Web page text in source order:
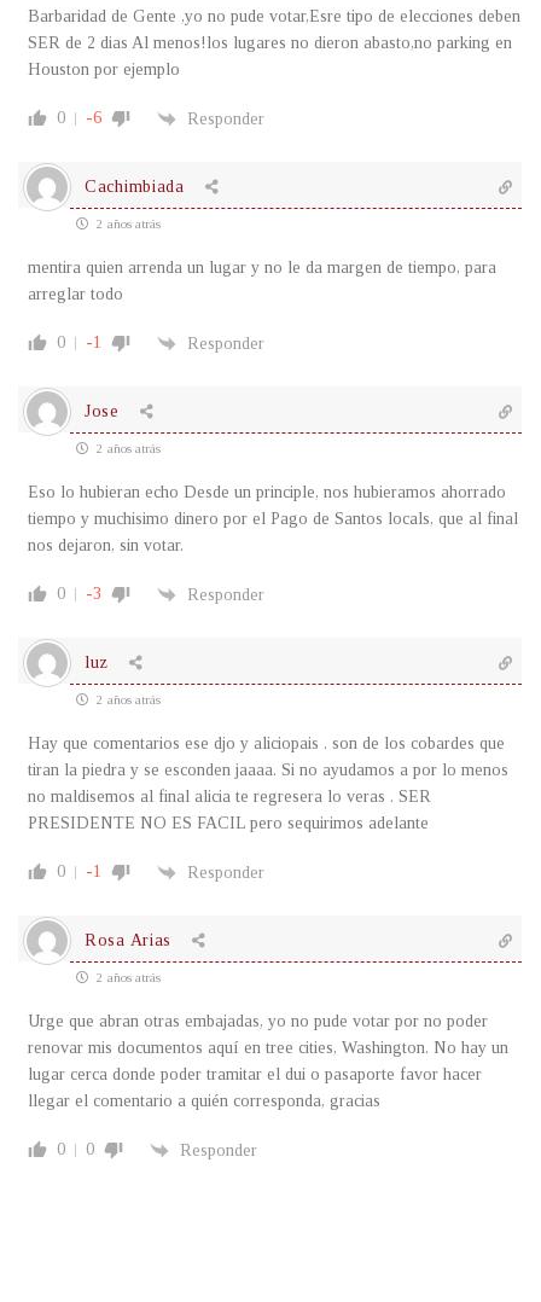
Barbaridad de Gente ,yo no pude votar,Esre tipo de elecciones deben
SER de 2 dias Al menos!los lugares no dieron abasto,no parking en
Houston por ejemplo
0 -6 Responder
Cachimbiada
2 años atrás
mentira quien arrenda un lugar y no le da margen de tiempo, para
arreglar todo
0 -1 Responder
Jose
2 años atrás
Eso lo hubieran echo Desde un principle, nos hubieramos ahorrado
tiempo y muchisimo dinero por el Pago de Santos locals, que al final
nos dejaron, sin votar.
0 -3 Responder
luz
2 años atrás
Hay que comentarios ese djo y aliciopais . son de los cobardes que
tiran la piedra y se esconden jaaaa. Si no ayudamos a por lo menos
no maldisemos al final alicia te regresera lo veras . SER
PRESIDENTE NO ES FACIL pero sequirimos adelante
0 -1 Responder
Rosa Arias
2 años atrás
Urge que abran otras embajadas, yo no pude votar por no poder
renovar mis documentos aquí en tree cities, Washington. No hay un
lugar cerca donde poder tramitar el dui o pasaporte favor hacer
llegar el comentario a quién corresponda, gracias
0 0 Responder